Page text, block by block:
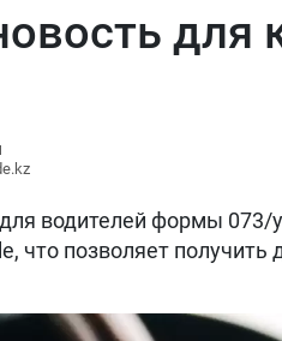
для
водителей формы 073/
что позволяет